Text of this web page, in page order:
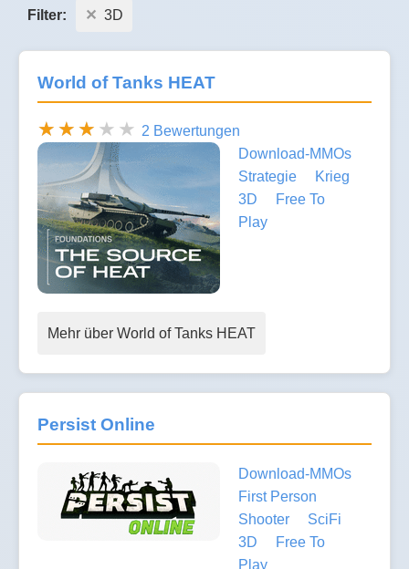
Filter: 3D
World of Tanks HEAT
2 Bewertungen
Download-MMOs
Strategie
Krieg
3D
Free To
Play
Mehr über World of Tanks HEAT
Persist Online
Download-MMOs
First Person
Shooter
SciFi
3D
Free To
Play